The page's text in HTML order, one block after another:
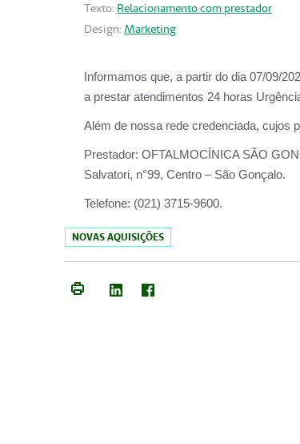
Texto: Relacionamento com prestador
Design: Marketing
Informamos que, a partir do dia 07/09/
a prestar atendimentos 24 horas
Além de nossa rede credenciada, cujos
Prestador:
Salvatori, n°99, Centro – São Gonçalo.
Telefone: (021) 3715-9600.
NOVAS AQUISIÇÕES